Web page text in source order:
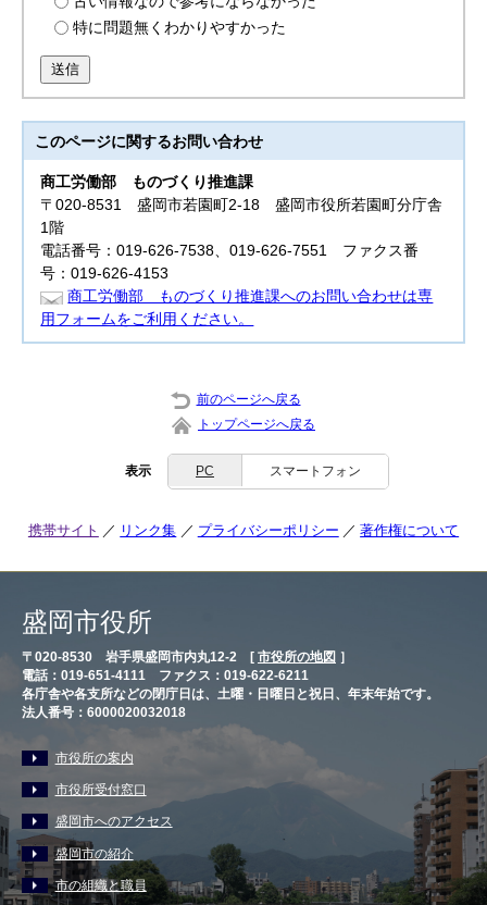
特に問題無くわかりやすかった
送信
このページに関するお問い合わせ
商工労働部
ものづくり推進課
〒020-8531 盛岡市若園町2-18 盛岡市役所若園町分庁舎
1階
電話番号：019-626-7538、019-626-7551 ファクス番
号：019-626-4153
商工労働部 ものづくり推進課へのお問い合わせは専
用フォームをご利用ください。
前のページへ戻る
トップページへ戻る
表示 PC スマートフォン
携帯サイト リンク集 プライバシーポリシー 著作権について
盛岡市役所
〒020-8530 岩手県盛岡市内丸12-2 [ 市役所の地図 ］
電話：019-651-4111 ファクス：019-622-6211
各庁舎や各支所などの閉庁日は、土曜・日曜日と祝日、年末年始です。
法人番号：6000020032018
市役所の案内
市役所受付窓口
盛岡市へのアクセス
盛岡市の紹介
市の組織と職員